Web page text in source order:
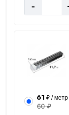
-
61 ₽ / метр
60 ₽